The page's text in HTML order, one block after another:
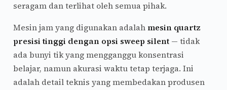
seragam dan terlihat oleh semua pihak.
Mesin jam yang digunakan adalah mesin quartz
presisi tinggi dengan opsi sweep silent — tidak
ada bunyi tik yang mengganggu konsentrasi
belajar, namun akurasi waktu tetap terjaga. Ini
adalah detail teknis yang membedakan produsen